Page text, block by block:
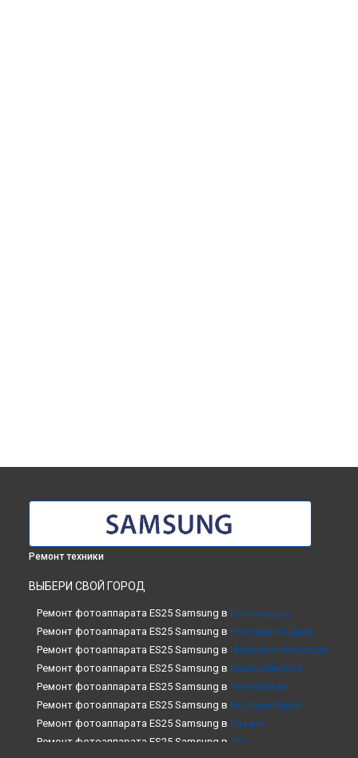
Ремонт техники
ВЫБЕРИ СВОЙ ГОРОД
Ремонт фотоаппарата ES25 Samsung в Краснодаре
Ремонт фотоаппарата ES25 Samsung в Ростове-на-Дону
Ремонт фотоаппарата ES25 Samsung в Нижнем Новгороде
Ремонт фотоаппарата ES25 Samsung в Новосибирске
Ремонт фотоаппарата ES25 Samsung в Челябинске
Ремонт фотоаппарата ES25 Samsung в Екатеринбурге
Ремонт фотоаппарата ES25 Samsung в Казани
Ремонт фотоаппарата ES25 Samsung в Уфе